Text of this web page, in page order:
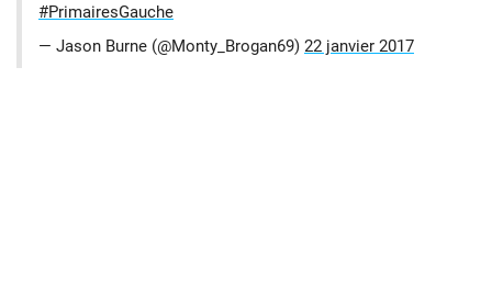
#PrimairesGauche
— Jason Burne (@Monty_Brogan69) 22 janvier 2017